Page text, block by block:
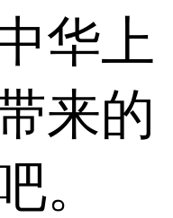
华上
来的
。